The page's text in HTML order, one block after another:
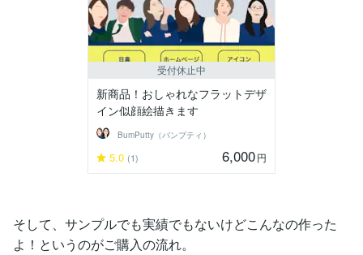
受付休止中
新商品！おしゃれなフラットデザ
イン似顔絵描きます
BumPutty（バンプティ）
5.0 (1) 6,000円
そして、サンプルでも実績でもないけどこんなの作った
よ！というのがご購入の流れ。